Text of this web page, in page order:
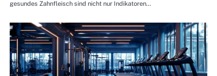
gesundes Zahnfleisch sind nicht nur Indikatoren…